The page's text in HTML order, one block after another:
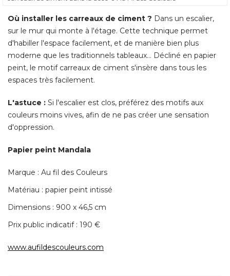
Où installer les carreaux de ciment ? Dans un escalier,
sur le mur qui monte à l'étage. Cette technique permet
d'habiller l'espace facilement, et de manière bien plus
moderne que les traditionnels tableaux... Décliné en papier
peint, le motif carreaux de ciment s'insère dans tous les
espaces très facilement.
L'astuce : Si l'escalier est clos, préférez des motifs aux
couleurs moins vives, afin de ne pas créer une sensation
d'oppression.
Papier peint Mandala
Marque : Au fil des Couleurs
Matériau : papier peint intissé
Dimensions : 900 x 46,5 cm
Prix public indicatif : 190 €
www.aufildescouleurs.com